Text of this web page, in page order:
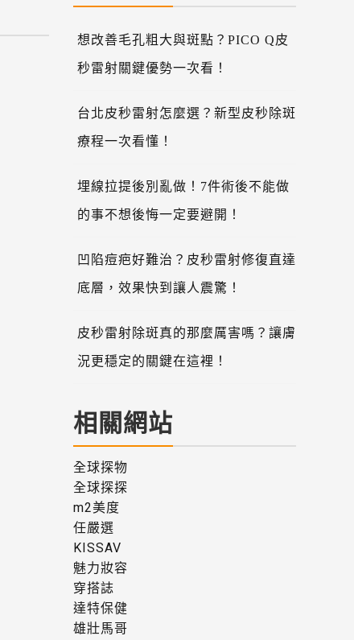
想改善毛孔粗大與斑點？PICO Q皮
秒雷射關鍵優勢一次看！
台北皮秒雷射怎麼選？新型皮秒除斑
療程一次看懂！
埋線拉提後別亂做！7件術後不能做
的事不想後悔一定要避開！
凹陷痘疤好難治？皮秒雷射修復直達
底層，效果快到讓人震驚！
皮秒雷射除斑真的那麼厲害嗎？讓膚
況更穩定的關鍵在這裡！
相關網站
全球探物
全球探探
m2美度
任嚴選
KISSAV
魅力妝容
穿搭誌
達特保健
雄壯馬哥